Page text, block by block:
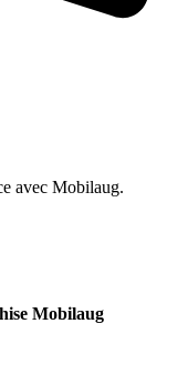
avec Mobilaug.
Mobilaug